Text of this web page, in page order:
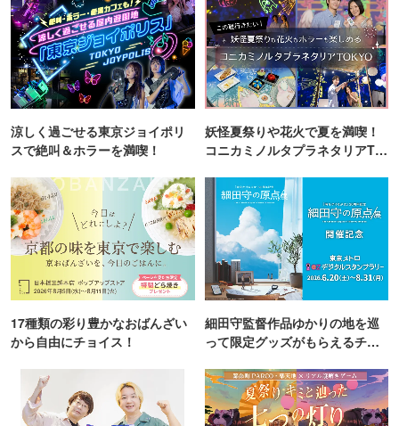
涼しく過ごせる東京ジョイポリ
スで絶叫＆ホラーを満喫！
妖怪夏祭りや花火で夏を満喫！
コニカミノルタプラネタリアTO
17種類の彩り豊かなおばんざい
から自由にチョイス！
細田守監督作品ゆかりの地を巡
って限定グッズがもらえるチャ